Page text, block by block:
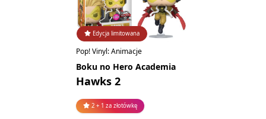
Edycja limitowana
Pop! Vinyl: Animacje
Boku no Hero Academia
Hawks 2
2 + 1 za złotówkę